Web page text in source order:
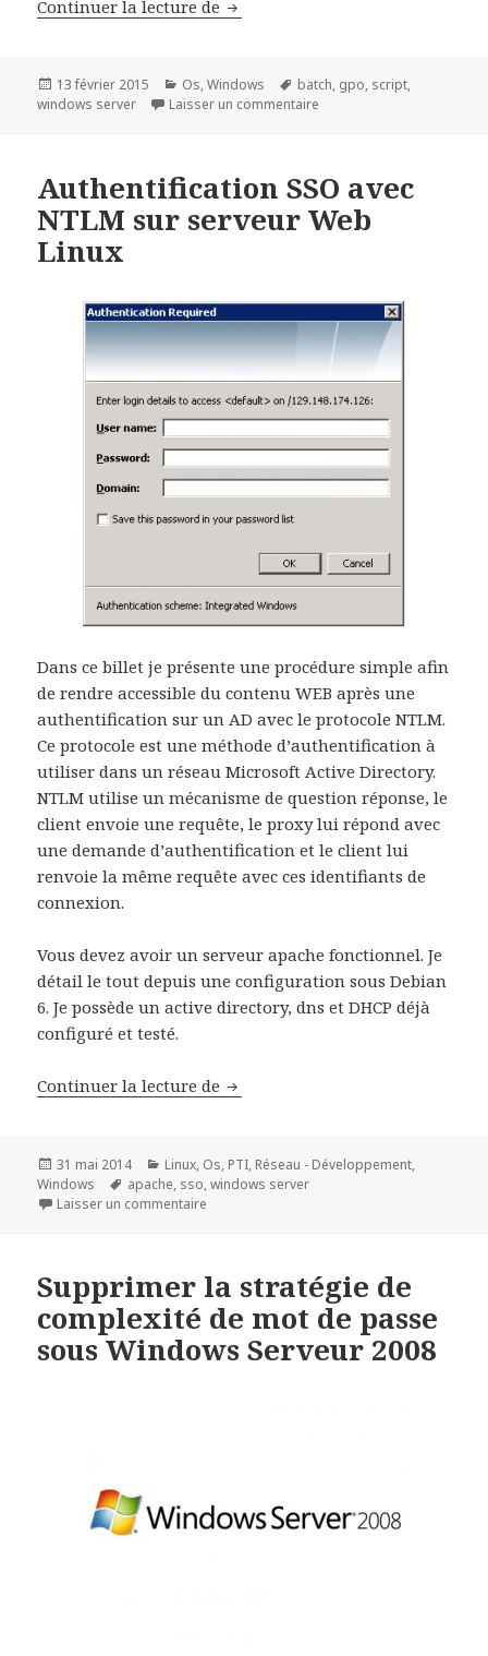
Continuer la lecture de Ajouter des Scripts à
Publié
le
13 février 2015 Catégories
Os,Windows
Mots-
clés
batch, gpo, script,
windows server
Laisser un commentaire
Authentification SSO avec
NTLM sur serveur Web
Linux
Dans ce billet je présente une procédure simple afin
de rendre accessible du contenu WEB après une
authentification sur un AD avec le protocole NTLM.
Ce protocole est une méthode d’authentification à
utiliser dans un réseau Microsoft Active Directory.
NTLM utilise un mécanisme de question réponse, le
client envoie une requête, le proxy lui répond avec
une demande d’authentification et le client lui
renvoie la même requête avec ces identifiants de
connexion.
Vous devez avoir un serveur apache fonctionnel. Je
détail le tout depuis une configuration sous Debian
6. Je possède un active directory, dns et DHCP déjà
configuré et testé.
Continuer la lecture de Authentification SSO avec
Publié
le
31 mai 2014 Catégories
Linux, Os, PTI, Réseau - Développement,
Windows
Mots-
clés
apache, sso,windows server
Laisser un commentaire
Supprimer la stratégie de
complexité de mot de passe
sous Windows Serveur 2008